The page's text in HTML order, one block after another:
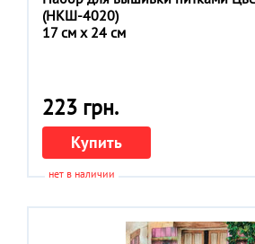
(НКШ-4020)
17 см x 24 см
223 грн.
Купить
нет в наличии